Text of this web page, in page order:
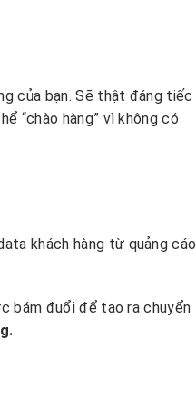
của bạn. Sẽ thật đáng tiếc
“chào hàng” vì không có
khách hàng từ quảng cáo
bám đuổi để tạo ra chuyển